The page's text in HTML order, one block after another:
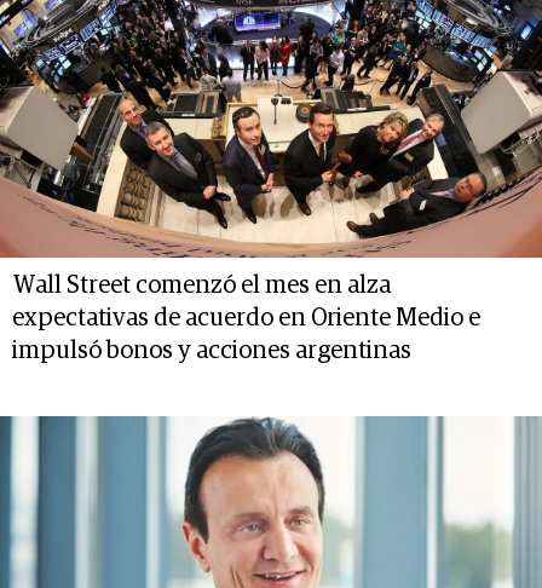
Wall Street comenzó el mes en alza
expectativas de acuerdo en Oriente Medio e
impulsó bonos y acciones argentinas